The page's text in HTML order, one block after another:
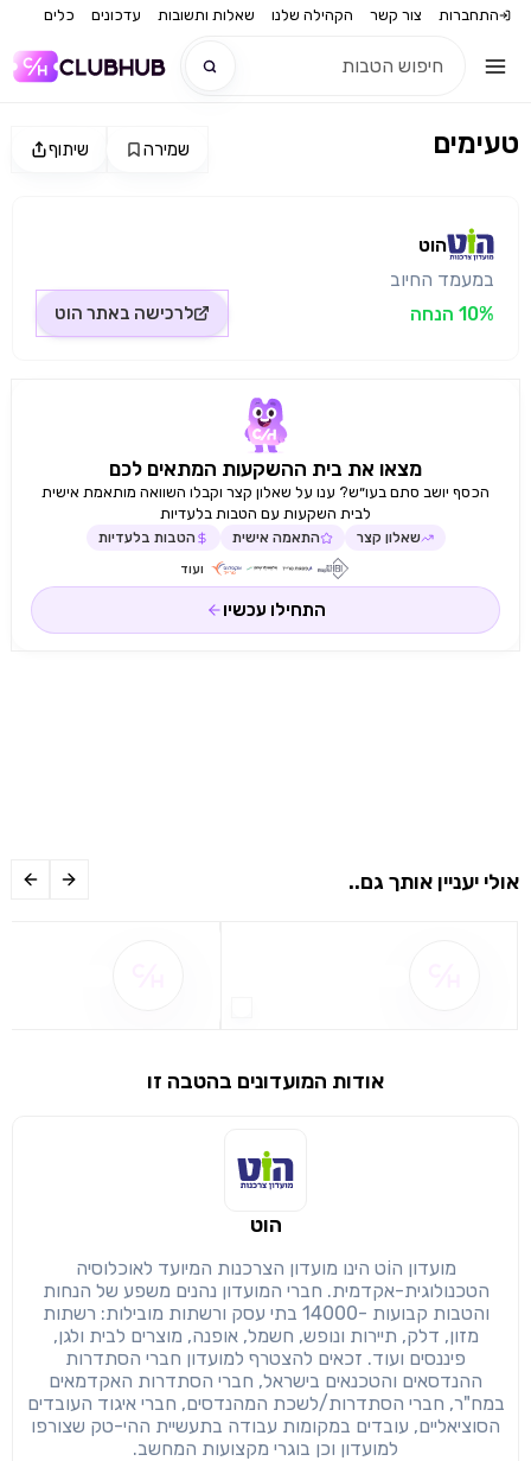
התחברות צור קשר הקהילה שלנו שאלות ותשובות עדכונים כלים
שיתוף
שימו לב!
מימוש הטבה זו ניתן רק לחברי
הבנתי, המשך לאתר
שיתוף שמירה טעימים
הוט
במעמד החיוב
10% הנחה
לרכישה באתר הוט
מצאו את בית ההשקעות המתאים לכם
הכסף יושב סתם בעו״ש? ענו על שאלון קצר וקבלו השוואה מותאמת אישית
לבית השקעות עם הטבות בלעדיות
שאלון קצר התאמה אישית הטבות בלעדיות
ועוד
התחילו עכשיו
אולי יעניין אותך גם..
אודות המועדונים בהטבה זו
הוט
מועדון הוֹט הינו מועדון הצרכנות המיועד לאוכלוסיה
הטכנולוגית-אקדמית. חברי המועדון נהנים משפע של הנחות
והטבות קבועות -14000 בתי עסק ורשתות מובילות: רשתות
מזון, דלק, תיירות ונופש, חשמל, אופנה, מוצרים לבית ולגן,
פיננסים ועוד. זכאים להצטרף למועדון חברי הסתדרות
ההנדסאים והטכנאים בישראל, חברי הסתדרות האקדמאים
במח"ר, חברי הסתדרות/לשכת המהנדסים, חברי איגוד העובדים
הסוציאליים, עובדים במקומות עבודה בתעשיית ההי-טק שצורפו
למועדון וכן בוגרי מקצועות המחשב.